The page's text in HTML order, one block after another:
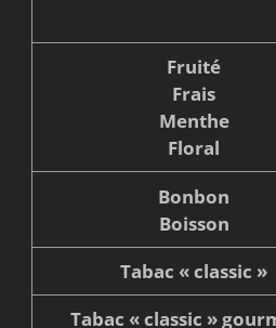
Fruité
Frais
Menthe
Floral
Bonbon
Boisson
Tabac « classic »
Tabac « classic »